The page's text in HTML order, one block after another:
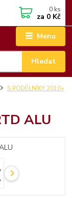
Menu
Hledat
0 ks
za 0 Kč
S PODÉLNÍKY 2010+
ALU